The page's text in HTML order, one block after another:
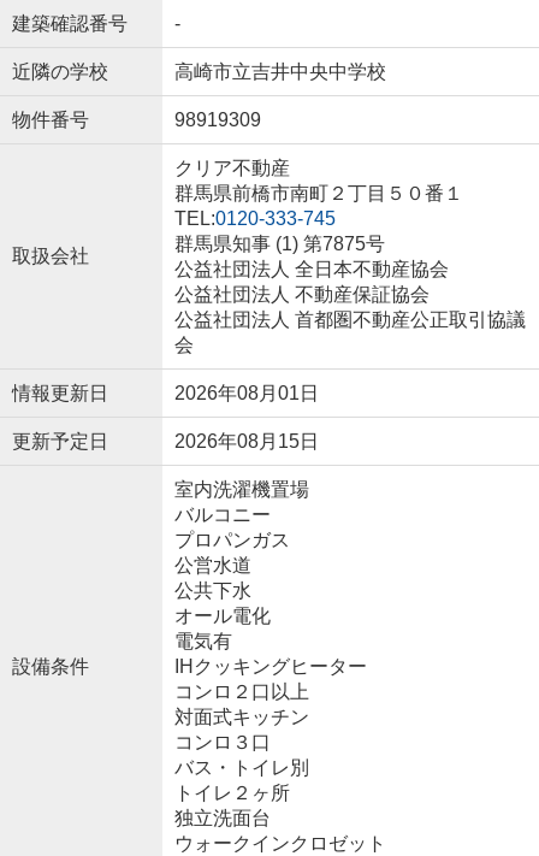
建築確認番号 -
近隣の学校 高崎市立吉井中央中学校
物件番号 98919309
取扱会社
クリア不動産
群馬県前橋市南町２丁目５０番１
TEL:0120-333-745
群馬県知事 (1) 第7875号
公益社団法人 全日本不動産協会
公益社団法人 不動産保証協会
公益社団法人 首都圏不動産公正取引協議
会
情報更新日 2026年08月01日
更新予定日 2026年08月15日
設備条件
室内洗濯機置場
バルコニー
プロパンガス
公営水道
公共下水
オール電化
電気有
IHクッキングヒーター
コンロ２口以上
対面式キッチン
コンロ３口
バス・トイレ別
トイレ２ヶ所
独立洗面台
ウォークインクロゼット